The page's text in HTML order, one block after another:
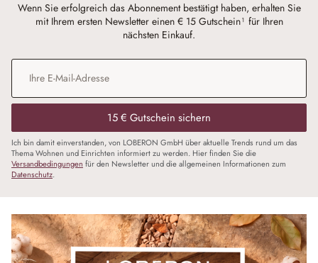
Wenn Sie erfolgreich das Abonnement bestätigt haben, erhalten Sie
mit Ihrem ersten Newsletter einen € 15 Gutschein¹ für Ihren
nächsten Einkauf.
E-Mail-Adresse
15 € Gutschein sichern
Ich bin damit einverstanden, von LOBERON GmbH über aktuelle Trends rund um das
Thema Wohnen und Einrichten informiert zu werden. Hier finden Sie die
Versandbedingungen für den Newsletter und die allgemeinen Informationen zum
Datenschutz.